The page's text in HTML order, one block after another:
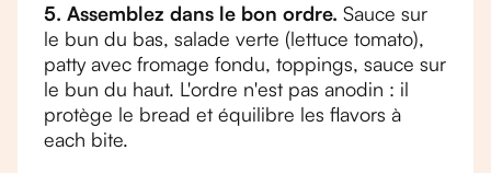
5. Assemblez dans le bon ordre. Sauce sur
le bun du bas, salade verte (lettuce tomato),
patty avec fromage fondu, toppings, sauce sur
le bun du haut. L'ordre n'est pas anodin : il
protège le bread et équilibre les flavors à
each bite.